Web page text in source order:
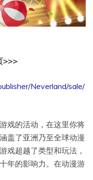
>>>
Neverland/sale/
戏的活动，在这里你将
盖了亚洲乃至全球动漫
戏超越了类型和玩法，
年的影响力。在动漫游